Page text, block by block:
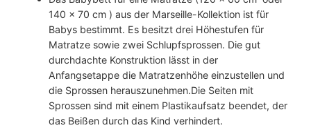
140 x 70 cm ) aus der Marseille-Kollektion ist für
Babys bestimmt. Es besitzt drei Höhestufen für
Matratze sowie zwei Schlupfsprossen. Die gut
durchdachte Konstruktion lässt in der
Anfangsetappe die Matratzenhöhe einzustellen und
die Sprossen herauszunehmen.Die Seiten mit
Sprossen sind mit einem Plastikaufsatz beendet, der
das Beißen durch das Kind verhindert.